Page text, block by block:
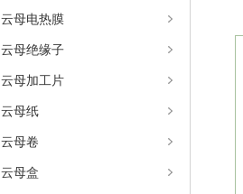
云母电热膜
云母绝缘子
云母加工片
云母纸
云母卷
云母盒